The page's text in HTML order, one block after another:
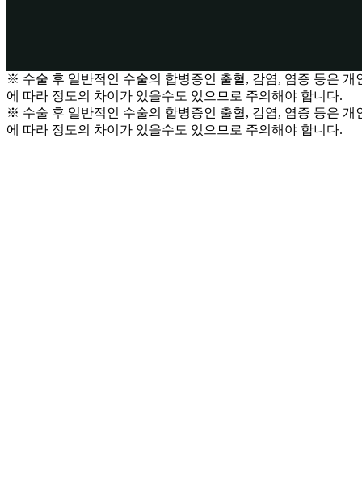
※ 수술 후 일반적인 수술의 합병증인 출혈, 감염, 염증 등은 개
에 따라 정도의 차이가 있을수도 있으므로 주의해야 합니다.
※ 수술 후 일반적인 수술의 합병증인 출혈, 감염, 염증 등은 개
에 따라 정도의 차이가 있을수도 있으므로 주의해야 합니다.